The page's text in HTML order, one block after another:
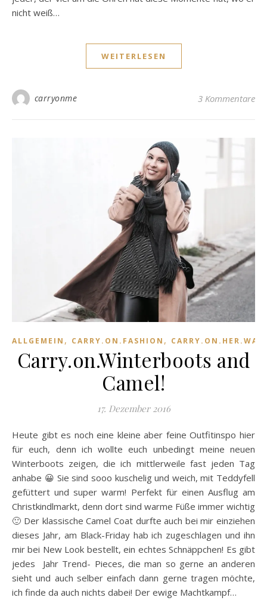
nicht weiß…
WEITERLESEN
carryonme 3 Kommentare
ALLGEMEIN , CARRY.ON.FASHION ,
Carry.on.Winterboots and
Camel!
17. Dezember 2016
Heute gibt es noch eine kleine aber feine Outfitinspo hier
für euch, denn ich wollte euch unbedingt meine neuen
Winterboots zeigen, die ich mittlerweile fast jeden Tag
anhabe 😀 Sie sind sooo kuschelig und weich, mit Teddyfell
gefüttert und super warm! Perfekt für einen Ausflug am
Christkindlmarkt, denn dort sind warme Füße immer wichtig
🙂 Der klassische Camel Coat durfte auch bei mir einziehen
dieses Jahr, am Black-Friday hab ich zugeschlagen und ihn
mir bei New Look bestellt, ein echtes Schnäppchen! Es gibt
jedes Jahr Trend- Pieces, die man so gerne an anderen
sieht und auch selber einfach dann gerne tragen möchte,
ich finde da auch nichts dabei! Der ewige Machtkampf…